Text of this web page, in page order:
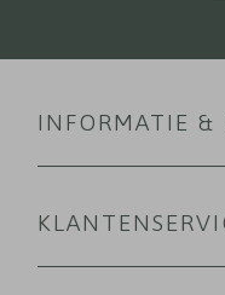
INFORMATIE &